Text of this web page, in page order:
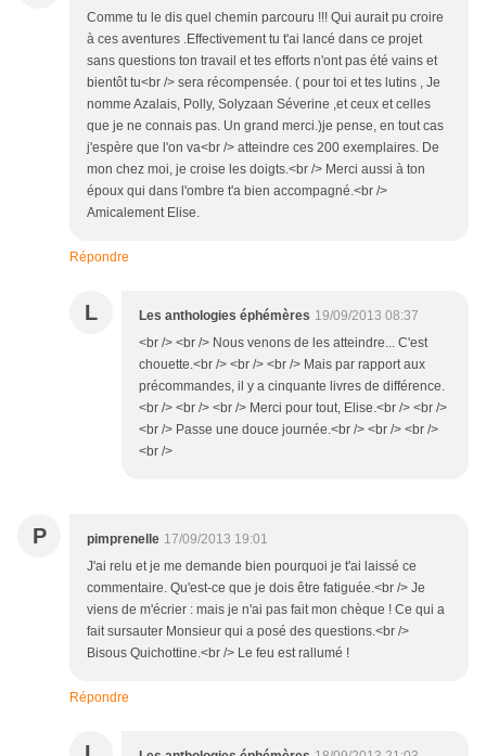
Comme tu le dis quel chemin parcouru !!! Qui aurait pu croire
à ces aventures .Effectivement tu t'ai lancé dans ce projet
sans questions ton travail et tes efforts n'ont pas été vains et
bientôt tu<br /> sera récompensée. ( pour toi et tes lutins , Je
nomme Azalais, Polly, Solyzaan Séverine ,et ceux et celles
que je ne connais pas. Un grand merci.)je pense, en tout cas
j'espère que l'on va<br /> atteindre ces 200 exemplaires. De
mon chez moi, je croise les doigts.<br /> Merci aussi à ton
époux qui dans l'ombre t'a bien accompagné.<br />
Amicalement Elise.
Répondre
L Les anthologies éphémères 19/09/2013 08:37
<br /> <br /> Nous venons de les atteindre... C'est
chouette.<br /> <br /> <br /> Mais par rapport aux
précommandes, il y a cinquante livres de différence.
<br /> <br /> <br /> Merci pour tout, Elise.<br /> <br />
<br /> Passe une douce journée.<br /> <br /> <br />
<br />
P pimprenelle 17/09/2013 19:01
J'ai relu et je me demande bien pourquoi je t'ai laissé ce
commentaire. Qu'est-ce que je dois être fatiguée.<br /> Je
viens de m'écrier : mais je n'ai pas fait mon chèque ! Ce qui a
fait sursauter Monsieur qui a posé des questions.<br />
Bisous Quichottine.<br /> Le feu est rallumé !
Répondre